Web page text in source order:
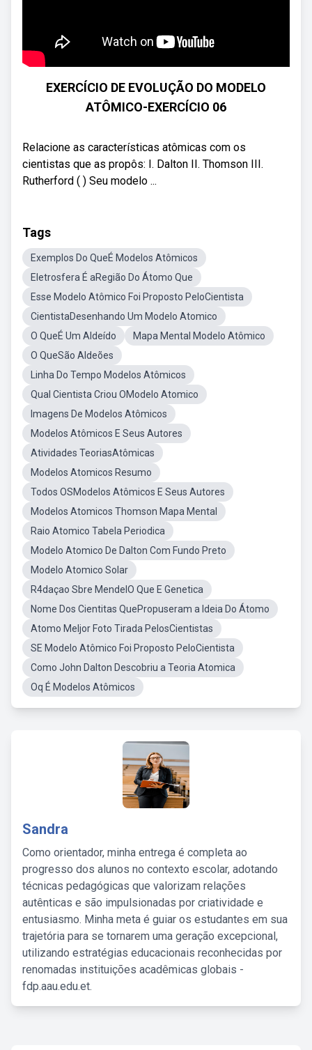
EXERCÍCIO DE EVOLUÇÃO DO MODELO
ATÔMICO-EXERCÍCIO 06
Relacione as características atômicas com os
cientistas que as propôs: I. Dalton II. Thomson III.
Rutherford ( ) Seu modelo ...
Tags
Exemplos Do QueÉ Modelos Atômicos
Eletrosfera É aRegião Do Átomo Que
Esse Modelo Atômico Foi Proposto PeloCientista
CientistaDesenhando Um Modelo Atomico
O QueÉ Um Aldeído
Mapa Mental Modelo Atômico
O QueSão Aldeões
Linha Do Tempo Modelos Atômicos
Qual Cientista Criou OModelo Atomico
Imagens De Modelos Atômicos
Modelos Atômicos E Seus Autores
Atividades TeoriasAtômicas
Modelos Atomicos Resumo
Todos OSModelos Atômicos E Seus Autores
Modelos Atomicos Thomson Mapa Mental
Raio Atomico Tabela Periodica
Modelo Atomico De Dalton Com Fundo Preto
Modelo Atomico Solar
R4daçao Sbre MendelO Que E Genetica
Nome Dos Cientitas QuePropuseram a Ideia Do Átomo
Atomo Meljor Foto Tirada PelosCientistas
SE Modelo Atômico Foi Proposto PeloCientista
Como John Dalton Descobriu a Teoria Atomica
Oq É Modelos Atômicos
Sandra
Como orientador, minha entrega é completa ao
progresso dos alunos no contexto escolar, adotando
técnicas pedagógicas que valorizam relações
autênticas e são impulsionadas por criatividade e
entusiasmo. Minha meta é guiar os estudantes em sua
trajetória para se tornarem uma geração excepcional,
utilizando estratégias educacionais reconhecidas por
renomadas instituições acadêmicas globais -
fdp.aau.edu.et.